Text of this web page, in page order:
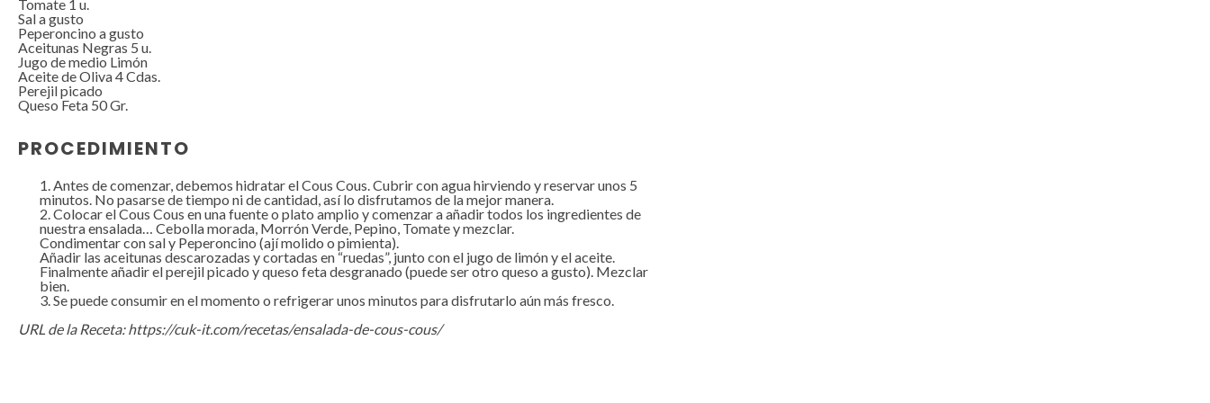
Tomate 1 u.
Sal a gusto
Peperoncino a gusto
Aceitunas Negras 5 u.
Jugo de medio Limón
Aceite de Oliva 4 Cdas.
Perejil picado
Queso Feta 50Gr.
PROCEDIMIENTO
Antes de comenzar, debemos hidratar el Cous Cous. Cubrir con agua hirviendo y reservar unos 5
minutos. No pasarse de tiempo ni de cantidad, así lo disfrutamos de la mejor manera.
Colocar el Cous Cous en una fuente o plato amplio y comenzar a añadir todos los ingredientes de
nuestra ensalada… Cebolla morada, Morrón Verde, Pepino, Tomate y mezclar.
Condimentar con sal y Peperoncino (ají molido o pimienta).
Añadir las aceitunas descarozadas y cortadas en “ruedas”, junto con el jugo de limón y el aceite.
Finalmente añadir el perejil picado y queso feta desgranado (puede ser otro queso a gusto). Mezclar
bien.
Se puede consumir en el momento o refrigerar unos minutos para disfrutarlo aún más fresco.
URL de la Receta:https://cuk-it.com/recetas/ensalada-de-cous-cous/